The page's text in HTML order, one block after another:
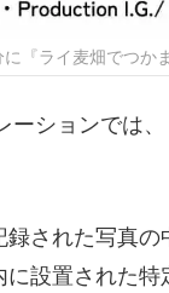
『ライ麦畑でつか
ーションでは
された写真
設置された